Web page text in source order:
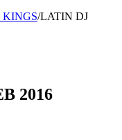
/LATIN DJ
2016